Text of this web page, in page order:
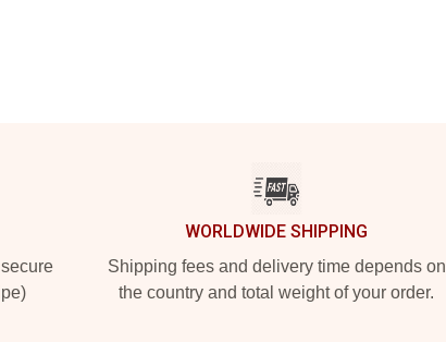
WORLDWIDE SHIPPING
Shipping fees and delivery time depends on
the country and total weight of your order.